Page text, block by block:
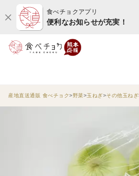
食べチョクアプリ
便利なお知らせが充実！
産地直送通販 食べチョク 野菜 玉ねぎ その他玉ねぎ